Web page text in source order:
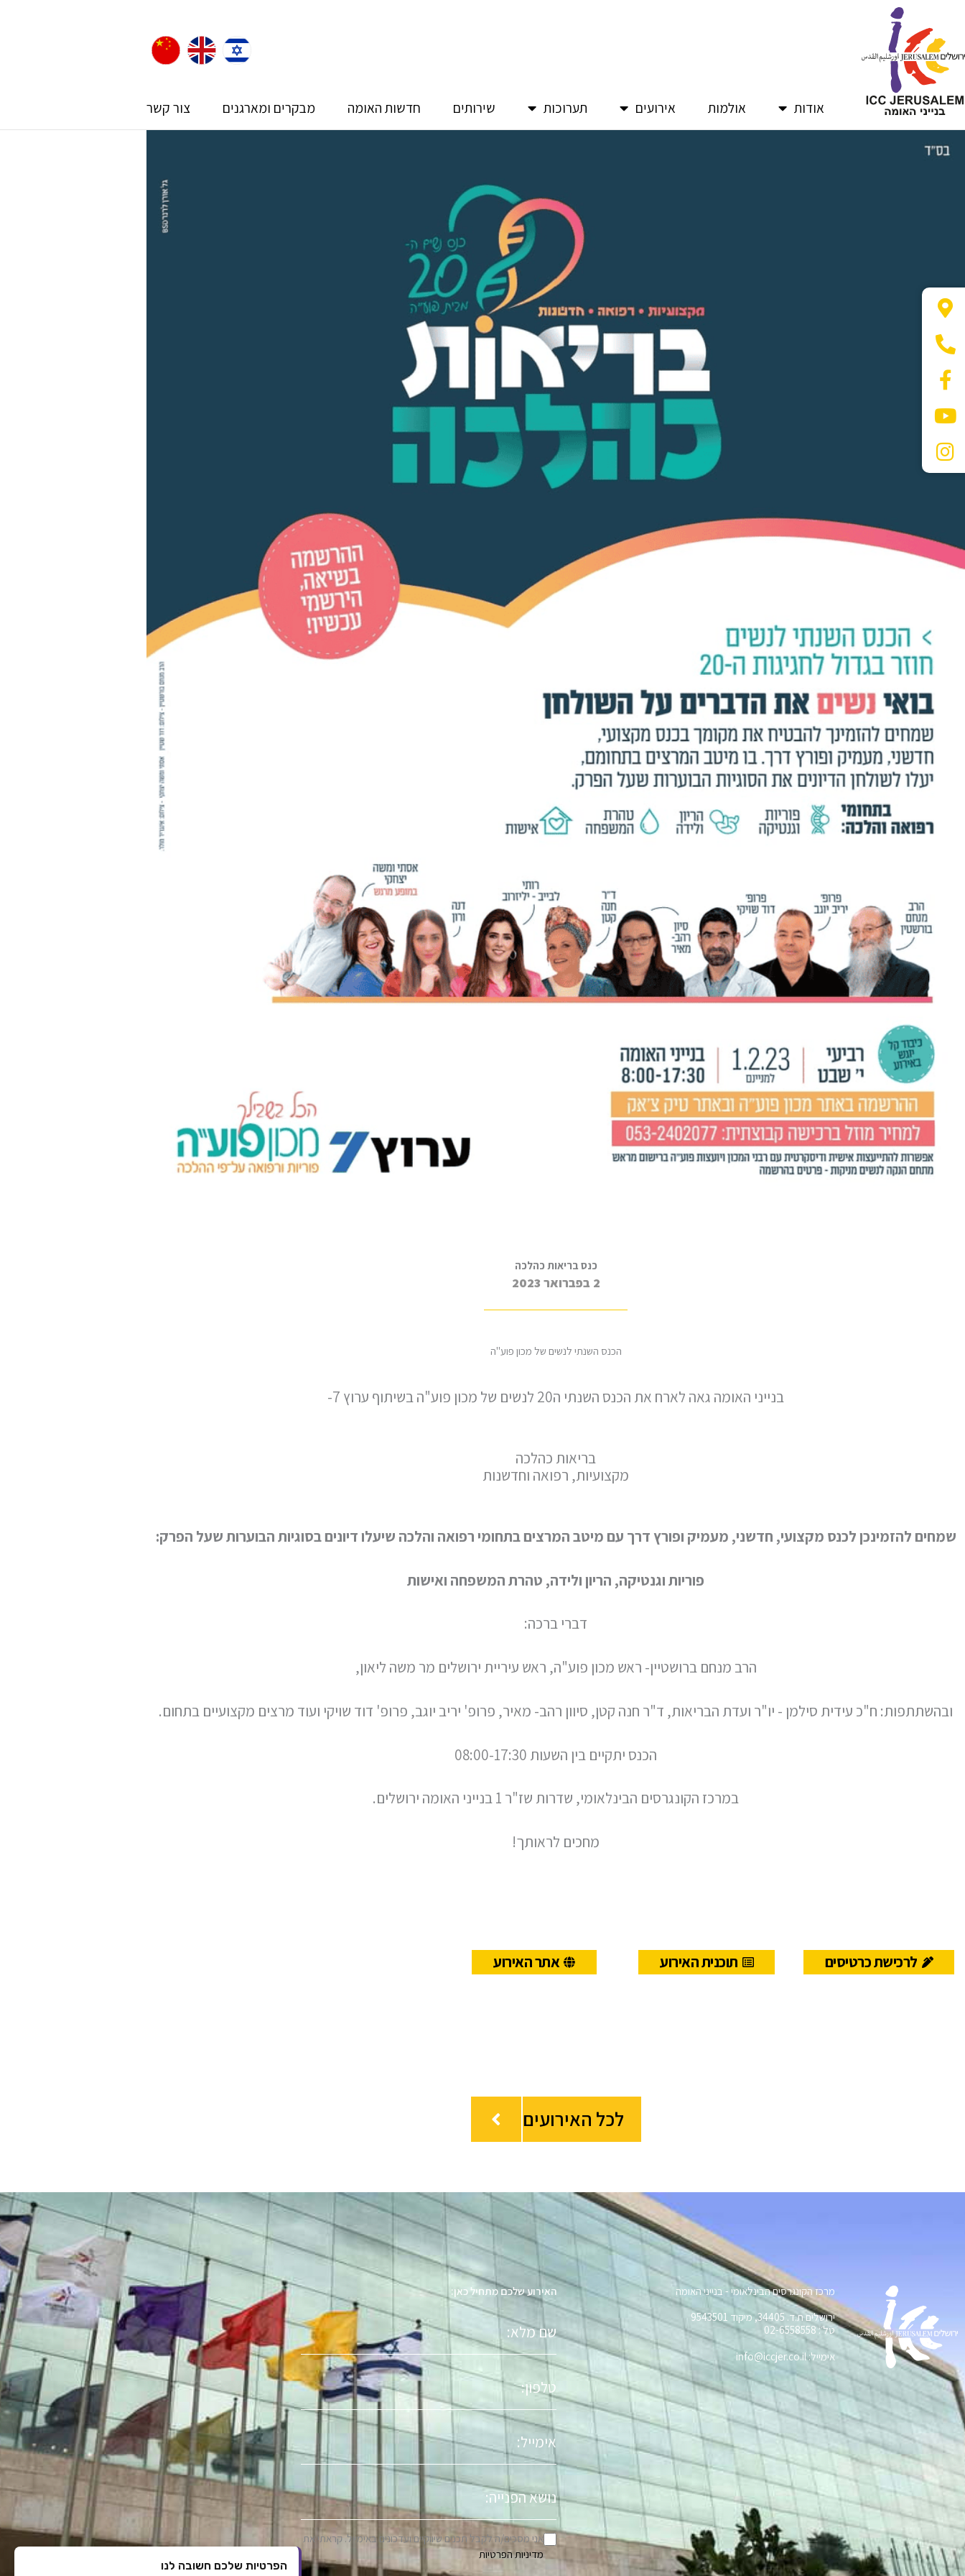
אודות אולמות אירועים תערוכות שירותים חדשות האומה מבקרים ומארגנים צור קשר
כנס בריאות כהלכה
2 בפברואר 2023
הכנס השנתי לנשים של מכון פוע"ה
בנייני האומה גאה לארח את הכנס השנתי ה20 לנשים של מכון פוע"ה בשיתוף ערוץ 7-
בריאות כהלכה
מקצועיות, רפואה וחדשנות
שמחים להזמינכן לכנס מקצועי, חדשני, מעמיק ופורץ דרך עם מיטב המרצים בתחומי רפואה והלכה שיעלו דיונים בסוגיות הבוערות שעל הפרק:
פוריות וגנטיקה, הריון ולידה, טהרת המשפחה ואישות
דברי ברכה:
הרב מנחם ברושטיין- ראש מכון פוע"ה, ראש עיריית ירושלים מר משה ליאון,
ובהשתתפות: ח"כ עידית סילמן - יו"ר ועדת הבריאות, ד"ר חנה קטן, סיוון רהב- מאיר, פרופ' יריב יוגב, פרופ' דוד שויקי ועוד מרצים מקצועיים בתחום.
הכנס יתקיים בין השעות 08:00-17:30
במרכז הקונגרסים הבינלאומי, שדרות שז"ר 1 בנייני האומה ירושלים.
מחכים לראותך!
לרכישת כרטיסים תוכנית האירוע אתר האירוע
לכל האירועים
מרכז הקונגרסים הבינלאומי - בנייני האומה
ירושלים ת.ד. 34405, מיקוד 9543501
טל׳: 02-6558558
אימייל: info@iccjer.co.il
האירוע שלכם מתחיל כאן:
מלא
טלפון
אימייל
הפניה
אני מסכים/ה לקבל תכנים שיווקיים ועדכונים באימייל. קראתי את
מדיניות הפרטיות
הפרטיות שלכם חשובה לנו